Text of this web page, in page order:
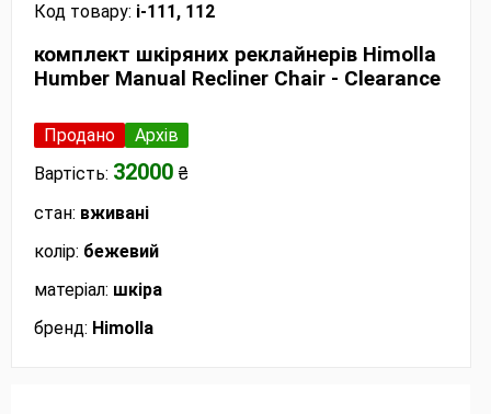
Код товару: і-111, 112
комплект шкіряних реклайнерів Himolla
Humber Manual Recliner Chair - Clearance
Продано
Архів
Вартість: 32000 ₴
стан: вживані
колір: бежевий
матеріал: шкіра
бренд: Himolla